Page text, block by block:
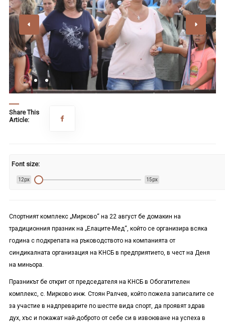
Share This
Article:
Font size:
12px 15px
Спортният комплекс „Мирково“ на 22 август бе домакин на
традиционния празник на „Елаците-Мед“, който се организира всяка
година с подкрепата на ръководството на компанията от
синдикалната организация на КНСБ в предприятието, в чест на Деня
на миньора.
Празникът бе открит от председателя на КНСБ в Обогатителен
комплекс, с. Мирково инж. Стоян Ралчев, който пожела записалите се
за участие в надпреварите по шестте вида спорт, да проявят здрав
дух, хъс и покажат най-доброто от себе си в извоюване на успеха в